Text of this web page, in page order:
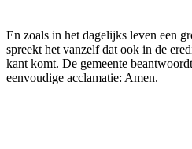
En zoals in het dagelijks leven een
spreekt het vanzelf dat ook in de
kant komt. De gemeente
eenvoudige acclamatie: Amen.